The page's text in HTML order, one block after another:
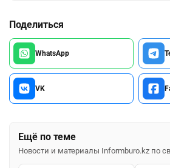
Поделиться
WhatsApp
VK
Ещё по теме
Новости и материалы Informburo.kz по